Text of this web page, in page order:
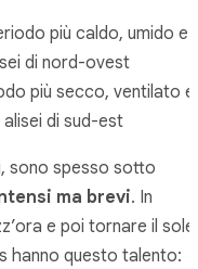
più caldo, umido e
di nord-ovest
più secco, ventilato e
di sud-est
sono spesso sotto
ma brevi. In
e poi tornare il sole
hanno questo talento: